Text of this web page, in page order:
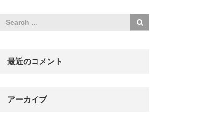
最近のコメント
アーカイブ